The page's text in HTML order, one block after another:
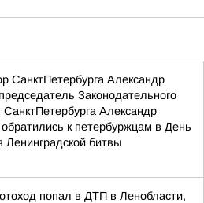
СанктПетербурга Александр
Законодательного
Александр
к петербуржцам в День
Ленинградской битвы
попал в ДТП в Ленобласти,